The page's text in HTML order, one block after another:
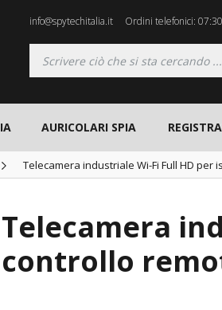
info@spytechitalia.it Ordini telefonici:
AURICOLARI SPIA
Telecamera industriale Wi-Fi Full HD per
Telecamera
controllo